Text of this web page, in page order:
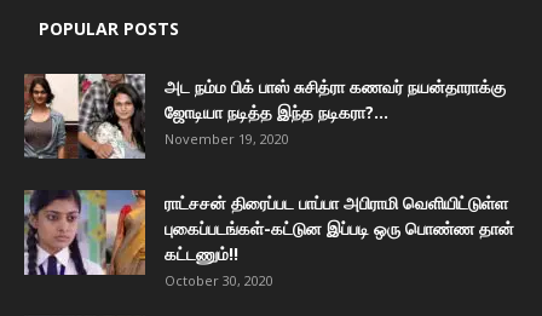
POPULAR POSTS
அட நம்ம பிக் பாஸ் சுசித்ரா கணவர் நயன்தாராக்கு
ஜோடியா நடித்த இந்த நடிகரா?...
November 19, 2020
ராட்சசன் திரைப்பட பாப்பா அபிராமி வெளியிட்டுள்ள
புகைப்படங்கள்-கட்டுன இப்படி ஒரு பொண்ண தான்
கட்டணும்!!
October 30, 2020